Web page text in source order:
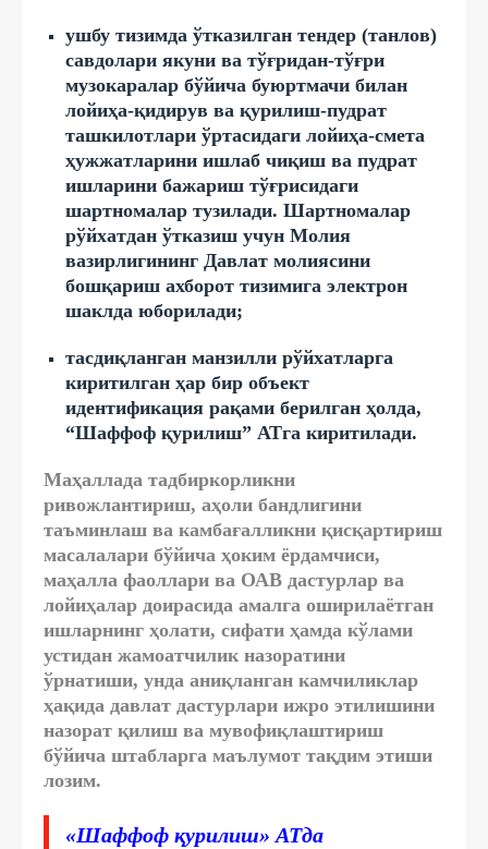
ушбу тизимда ўтказилган тендер (танлов)
савдолари якуни ва тўғридан-тўғри
музокаралар бўйича буюртмачи билан
лойиҳа-қидирув ва қурилиш-пудрат
ташкилотлари ўртасидаги лойиҳа-смета
ҳужжатларини ишлаб чиқиш ва пудрат
ишларини бажариш тўғрисидаги
шартномалар тузилади. Шартномалар
рўйхатдан ўтказиш учун Молия
вазирлигининг Давлат молиясини
бошқариш ахборот тизимига электрон
шаклда юборилади;
тасдиқланган манзилли рўйхатларга
киритилган ҳар бир объект
идентификация рақами берилган ҳолда,
“Шаффоф қурилиш” АТга киритилади.
Маҳаллада тадбиркорликни
ривожлантириш, аҳоли бандлигини
таъминлаш ва камбағалликни қисқартириш
масалалари бўйича ҳоким ёрдамчиси,
маҳалла фаоллари ва ОАВ дастурлар ва
лойиҳалар доирасида амалга оширилаётган
ишларнинг ҳолати, сифати ҳамда кўлами
устидан жамоатчилик назоратини
ўрнатиши, унда аниқланган камчиликлар
ҳақида давлат дастурлари ижро этилишини
назорат қилиш ва мувофиқлаштириш
бўйича штабларга маълумот тақдим этиши
лозим.
«Шаффоф қурилиш» АТда